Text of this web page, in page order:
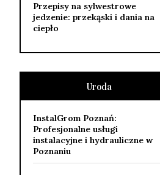
Przepisy na sylwestrowe
jedzenie: przekąski i dania na
ciepło
Uroda
InstalGrom Poznań:
Profesjonalne usługi
instalacyjne i hydrauliczne w
Poznaniu